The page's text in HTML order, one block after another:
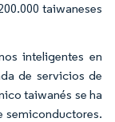
taiwaneses
inteligentes en
de servicios de
taiwanés se ha
semiconductores.